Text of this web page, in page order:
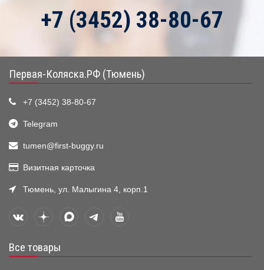
+7 (3452) 38-80-67
Первая-Коляска.РФ (Тюмень)
+7 (3452) 38-80-67
Telegram
tumen@first-buggy.ru
Визитная карточка
Тюмень, ул. Малыгина 4, корп.1
Все товары